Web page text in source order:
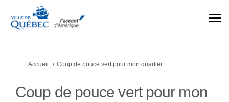
Vous êtes ici:
Accueil Coup de pouce vert pour mon quartier
Coup de pouce vert pour mon